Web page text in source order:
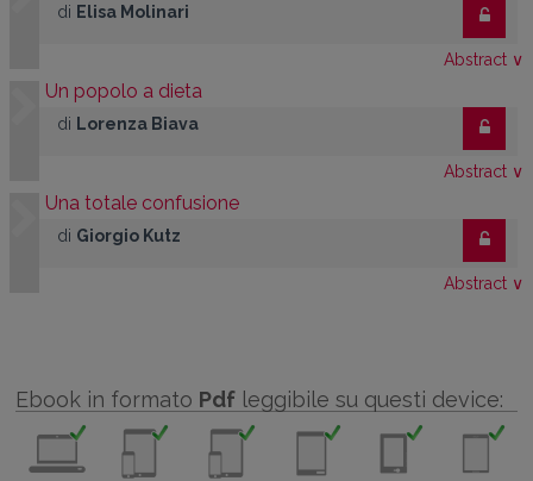
di Elisa Molinari
Abstract ∨
Un popolo a dieta
di Lorenza Biava
Abstract ∨
Una totale confusione
di Giorgio Kutz
Abstract ∨
Ebook in formato Pdf leggibile su questi device: